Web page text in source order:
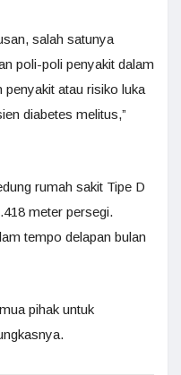
salah satunya
poli-poli penyakit dalam
penyakit atau risiko luka
diabetes melitus,”
rumah sakit Tipe D
meter persegi.
tempo delapan bulan
pihak untuk